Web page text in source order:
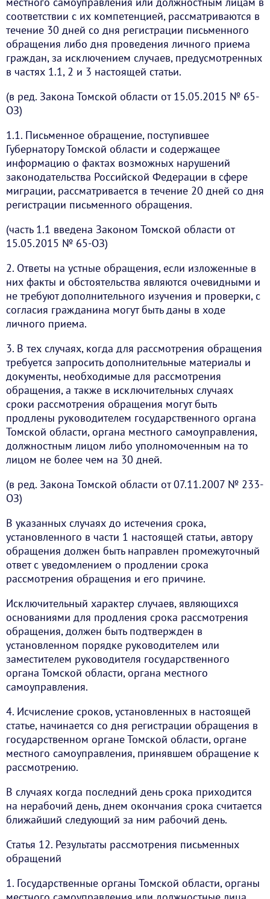
соответствии с их компетенцией, рассматриваются в
течение 30 дней со дня регистрации письменного
обращения либо дня проведения личного приема
граждан, за исключением случаев, предусмотренных
в частях 1.1, 2 и 3 настоящей статьи.
(в ред. Закона Томской области от 15.05.2015 № 65-
ОЗ)
1.1. Письменное обращение, поступившее
Губернатору Томской области и содержащее
информацию о фактах возможных нарушений
законодательства Российской Федерации в сфере
миграции, рассматривается в течение 20 дней со дня
регистрации письменного обращения.
(часть 1.1 введена Законом Томской области от
15.05.2015 № 65-ОЗ)
2. Ответы на устные обращения, если изложенные в
них факты и обстоятельства являются очевидными и
не требуют дополнительного изучения и проверки, с
согласия гражданина могут быть даны в ходе
личного приема.
3. В тех случаях, когда для рассмотрения обращения
требуется запросить дополнительные материалы и
документы, необходимые для рассмотрения
обращения, а также в исключительных случаях
сроки рассмотрения обращения могут быть
продлены руководителем государственного органа
Томской области, органа местного самоуправления,
должностным лицом либо уполномоченным на то
лицом не более чем на 30 дней.
(в ред. Закона Томской области от 07.11.2007 № 233-
ОЗ)
В указанных случаях до истечения срока,
установленного в части 1 настоящей статьи, автору
обращения должен быть направлен промежуточный
ответ с уведомлением о продлении срока
рассмотрения обращения и его причине.
Исключительный характер случаев, являющихся
основаниями для продления срока рассмотрения
обращения, должен быть подтвержден в
установленном порядке руководителем или
заместителем руководителя государственного
органа Томской области, органа местного
самоуправления.
4. Исчисление сроков, установленных в настоящей
статье, начинается со дня регистрации обращения в
государственном органе Томской области, органе
местного самоуправления, принявшем обращение к
рассмотрению.
В случаях когда последний день срока приходится
на нерабочий день, днем окончания срока считается
ближайший следующий за ним рабочий день.
Статья 12. Результаты рассмотрения письменных
обращений
1. Государственные органы Томской области, органы